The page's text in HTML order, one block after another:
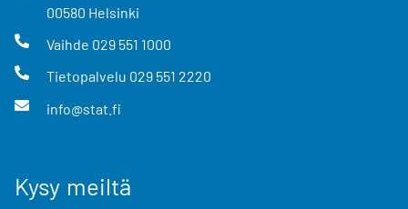
00580 Helsinki
Vaihde 029 551 1000
Tietopalvelu 029 551 2220
info@stat.fi
Kysy meiltä